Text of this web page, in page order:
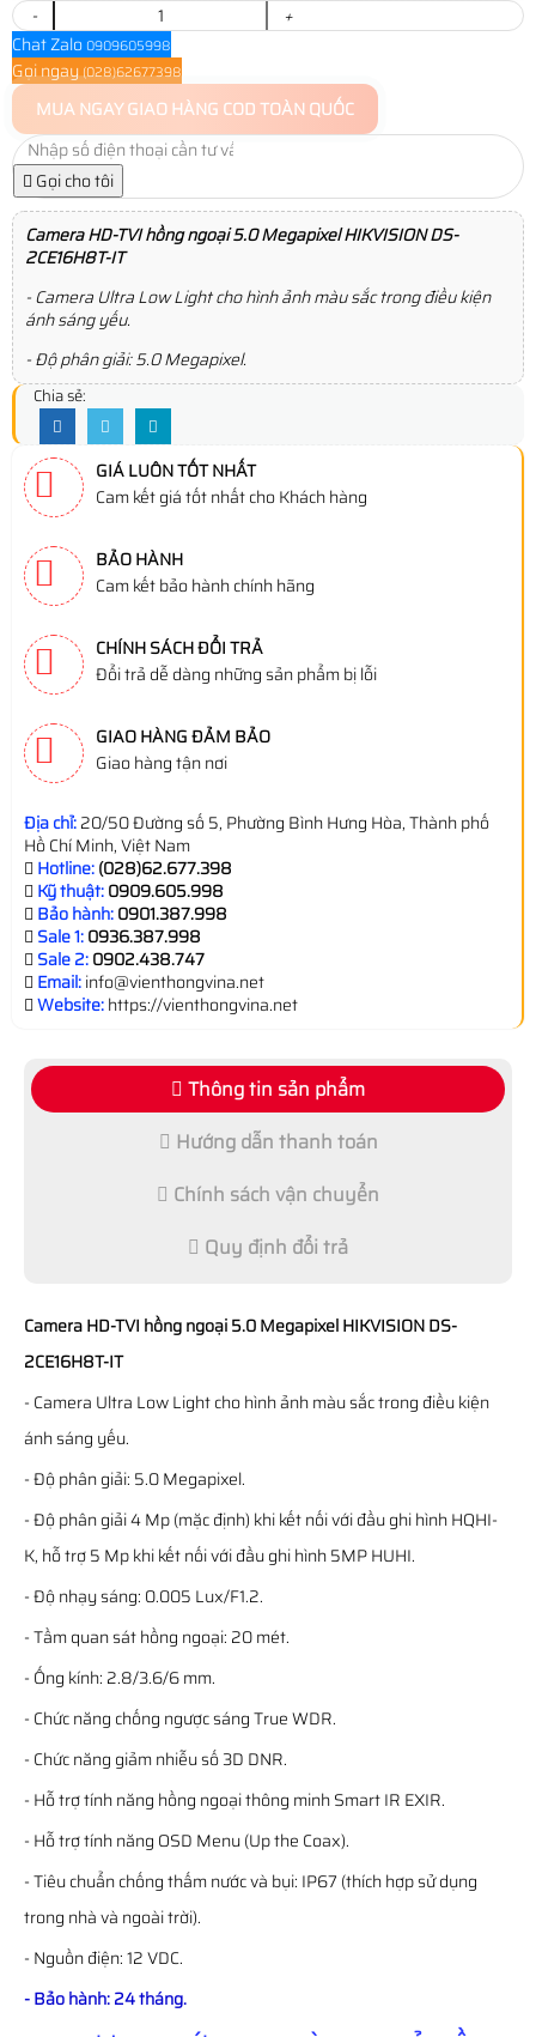
-
+
Chat Zalo 0909605998
Gọi ngay(028)62677398
MUA NGAYGIAO HÀNG COD TOÀN QUỐC
Gọi cho tôi
Camera HD-TVI hồng ngoại 5.0 Megapixel HIKVISION DS-
2CE16H8T-IT
- Camera Ultra Low Light cho hình ảnh màu sắc trong điều kiện
ánh sáng yếu.
- Độ phân giải: 5.0 Megapixel.
Chia sẻ:
GIÁ LUÔN TỐT NHẤT
Cam kết giá tốt nhất cho Khách hàng
BẢO HÀNH
Cam kết bảo hành chính hãng
CHÍNH SÁCH ĐỔI TRẢ
Đổi trả dễ dàng những sản phẩm bị lỗi
GIAO HÀNG ĐẢM BẢO
Giao hàng tận nơi
Địa chỉ:20/50 Đường số 5, Phường Bình Hưng Hòa, Thành phố
Hồ Chí Minh, Việt Nam
Hotline:(028)62.677.398
Kỹ thuật:0909.605.998
Bảo hành:0901.387.998
Sale 1:0936.387.998
Sale 2:0902.438.747
Email:info@vienthongvina.net
Website:https://vienthongvina.net
Thông tin sản phẩm
Hướng dẫn thanh toán
Chính sách vận chuyển
Quy định đổi trả
Camera HD-TVI hồng ngoại 5.0 Megapixel HIKVISION DS-
2CE16H8T-IT
- Camera Ultra Low Light cho hình ảnh màu sắc trong điều kiện
ánh sáng yếu.
- Độ phân giải: 5.0 Megapixel.
- Độ phân giải 4 Mp (mặc định) khi kết nối với đầu ghi hình HQHI-
K, hỗ trợ 5 Mp khi kết nối với đầu ghi hình 5MP HUHI.
- Độ nhạy sáng: 0.005 Lux/F1.2.
- Tầm quan sát hồng ngoại: 20 mét.
- Ống kính: 2.8/3.6/6 mm.
- Chức năng chống ngược sáng True WDR.
- Chức năng giảm nhiễu số 3D DNR.
- Hỗ trợ tính năng hồng ngoại thông minh Smart IR EXIR.
- Hỗ trợ tính năng OSD Menu (Up the Coax).
- Tiêu chuẩn chống thấm nước và bụi: IP67 (thích hợp sử dụng
trong nhà và ngoài trời).
- Nguồn điện: 12 VDC.
- Bảo hành: 24 tháng.